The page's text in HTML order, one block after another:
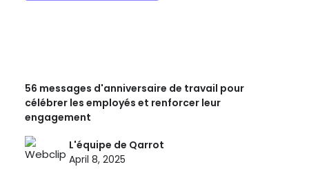
56 messages d'anniversaire de travail pour
célébrer les employés et renforcer leur
engagement
L'équipe de Qarrot
April 8, 2025